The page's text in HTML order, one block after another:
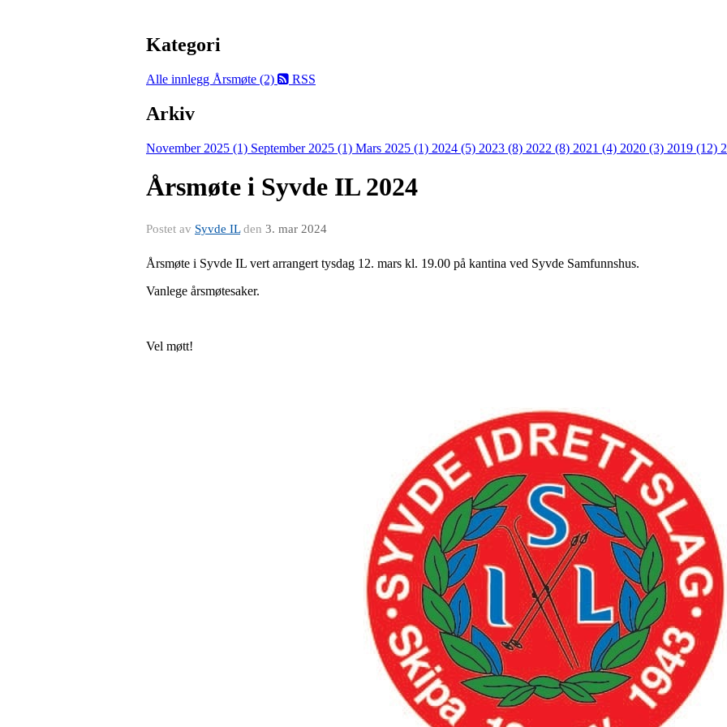
Kategori
Alle innlegg Årsmøte (2) RSS
Arkiv
November 2025 (1) September 2025 (1) Mars 2025 (1) 2024 (5) 2023 (8) 2022 (8) 2021 (4) 2020 (3) 2019 (12)
Årsmøte i Syvde IL 2024
Postet av Syvde ILden 3. mar 2024
Årsmøte i Syvde IL vert arrangert tysdag 12. mars kl. 19.00 på kantina ved Syvde Samfunnshus.
Vanlege årsmøtesaker.
Vel møtt!